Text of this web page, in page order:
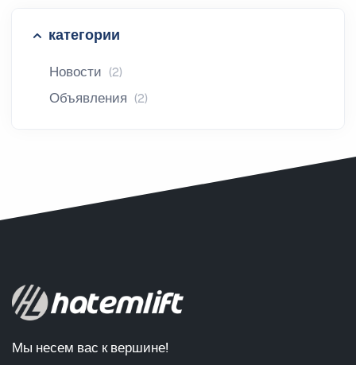
категории
Новости (2)
Объявления (2)
Мы несем вас к вершине!